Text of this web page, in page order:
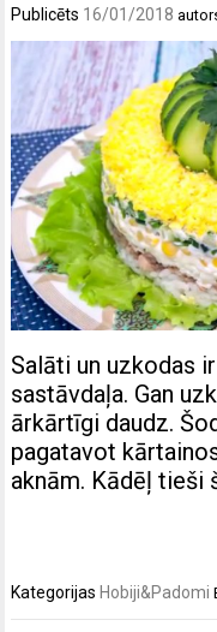
Publicēts 16/01/2018
Salāti un uzkodas
sastāvdaļa. Gan
ārkārtīgi daudz.
pagatavot
aknām. Kādēļ tieši
Kategorijas Hobiji&Padomi